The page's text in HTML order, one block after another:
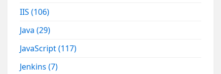
IIS(106)
Java(29)
JavaScript(117)
Jenkins(7)